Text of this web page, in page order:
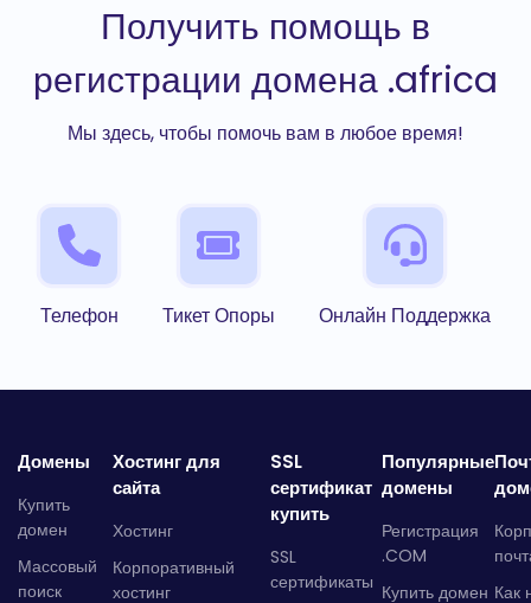
Получить помощь в
регистрации домена .africa
Мы здесь, чтобы помочь вам в любое время!
Телефон Тикет Опоры Онлайн Поддержка
Домены
Купить
домен
Массовый
поиск
Хостинг для
сайта
Хостинг
Корпоративный
хостинг
SSL
сертификат
купить
SSL
сертификаты
Популярные
домены
Регистрация
.COM
Купить домен Как